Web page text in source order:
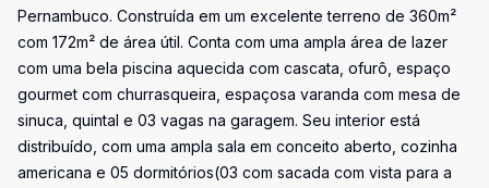
Pernambuco. Construída em um excelente terreno de 360m²
com 172m² de área útil. Conta com uma ampla área de lazer
com uma bela piscina aquecida com cascata, ofurô, espaço
gourmet com churrasqueira, espaçosa varanda com mesa de
sinuca, quintal e 03 vagas na garagem. Seu interior está
distribuído, com uma ampla sala em conceito aberto, cozinha
americana e 05 dormitórios(03 com sacada com vista para a